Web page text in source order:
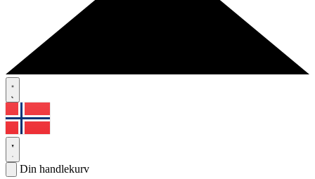
Din handlekurv